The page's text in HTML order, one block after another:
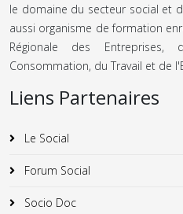
le domaine du secteur social et
aussi organisme de formation
Régionale des
Consommation, du Travail et de
Liens Partenaires
Le Social
Forum Social
Socio Doc